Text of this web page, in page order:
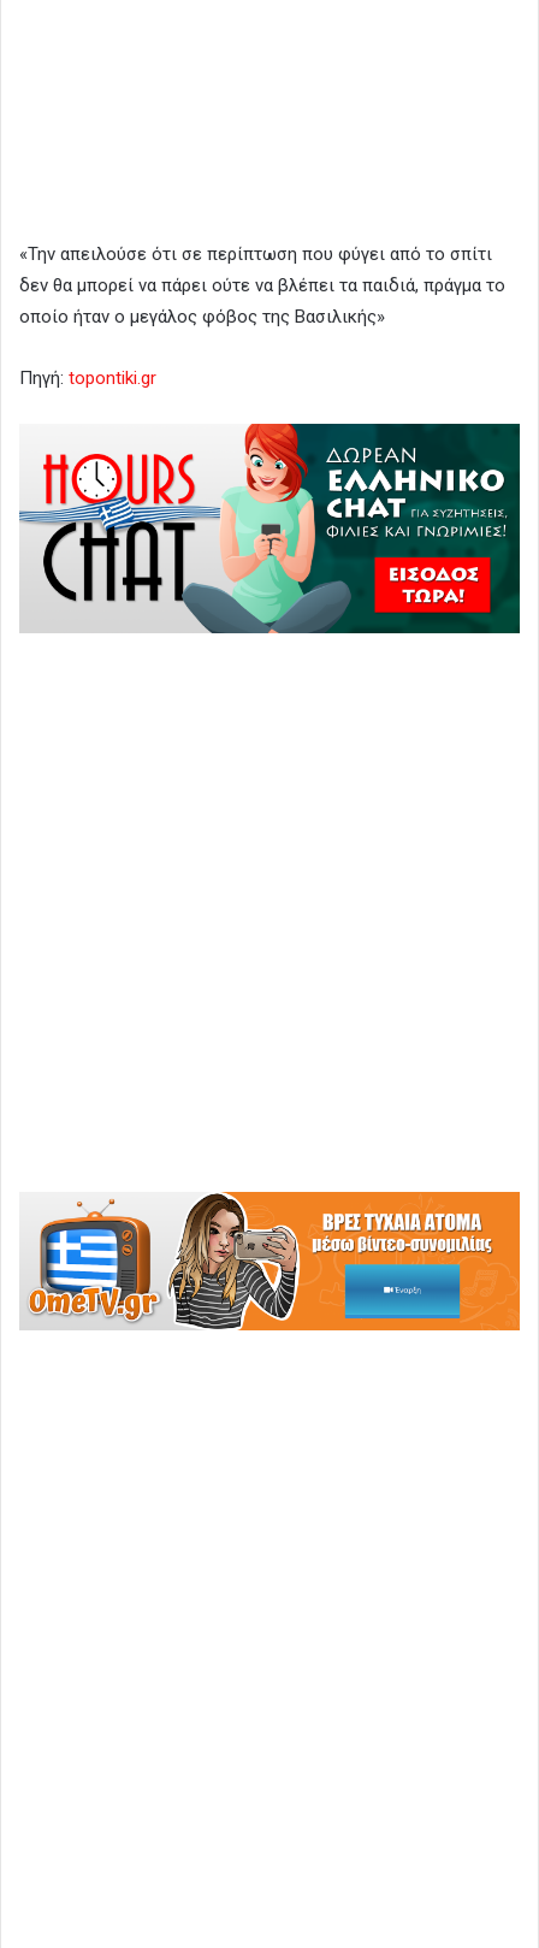
«Την απειλούσε ότι σε περίπτωση που φύγει από το σπίτι
δεν θα μπορεί να πάρει ούτε να βλέπει τα παιδιά, πράγμα το
οποίο ήταν ο μεγάλος φόβος της Βασιλικής»
Πηγή: topontiki.gr